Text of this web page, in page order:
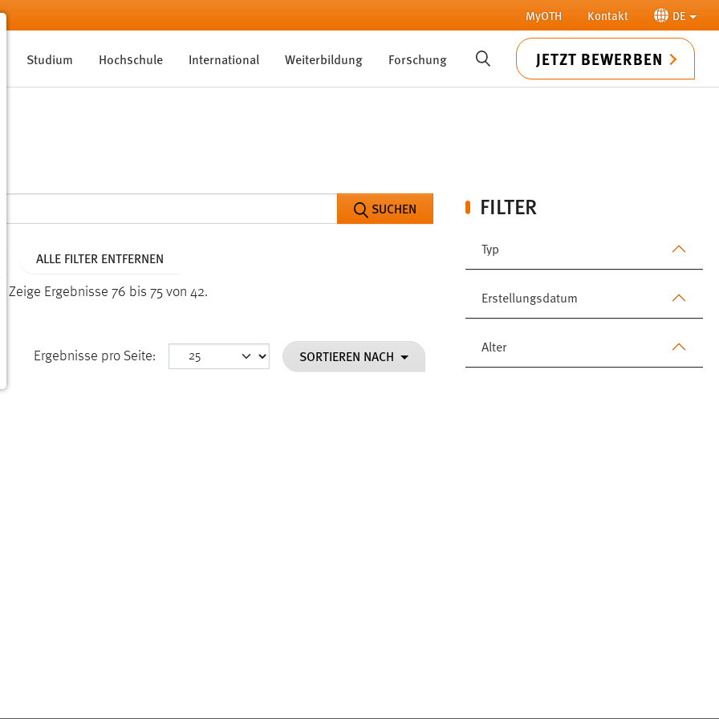
MyOTH Kontakt DE
Studium Hochschule International Weiterbildung Forschung SUCHE JETZT BEWERBEN
FILTER
Typ
Erstellungsdatum
Alter
SUCHEN
ALLE FILTER ENTFERNEN
Zeige Ergebnisse 76 bis 75 von 42.
Ergebnisse pro Seite: SORTIEREN NACH